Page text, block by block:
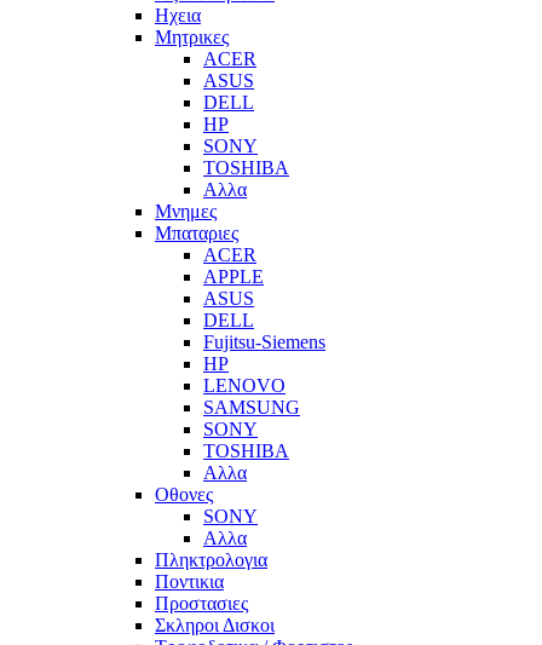
Ηχεια
Μητρικες
ACER
ASUS
DELL
HP
SONY
TOSHIBA
Αλλα
Μνημες
Μπαταριες
ACER
APPLE
ASUS
DELL
Fujitsu-Siemens
HP
LENOVO
SAMSUNG
SONY
TOSHIBA
Αλλα
Οθονες
SONY
Αλλα
Πληκτρολογια
Ποντικια
Προστασιες
Σκληροι Δισκοι